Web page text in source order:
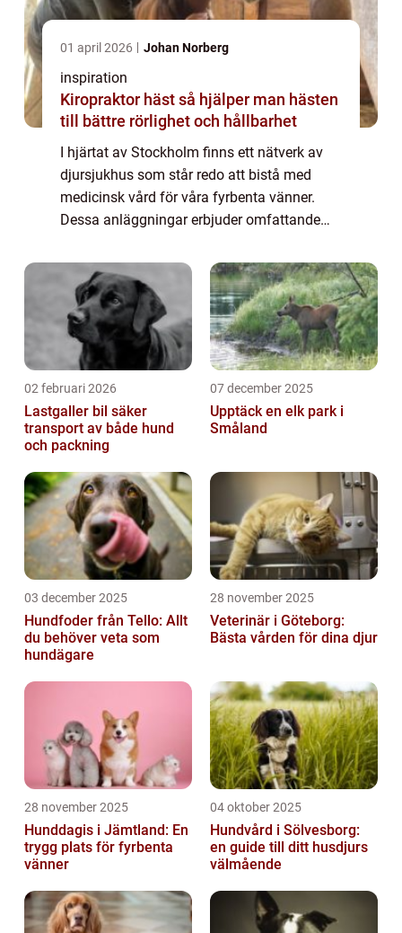
01 april 2026 Johan Norberg
inspiration
Kiropraktor häst så hjälper man hästen
till bättre rörlighet och hållbarhet
I hjärtat av Stockholm finns ett nätverk av
djursjukhus som står redo att bistå med
medicinsk vård för våra fyrbenta vänner.
Dessa anläggningar erbjuder omfattande
02 februari 2026
Lastgaller bil säker
transport av både hund
och packning
07 december 2025
Upptäck en elk park i
Småland
03 december 2025
Hundfoder från Tello: Allt
du behöver veta som
hundägare
28 november 2025
Veterinär i Göteborg:
Bästa vården för dina djur
28 november 2025
Hunddagis i Jämtland: En
trygg plats för fyrbenta
vänner
04 oktober 2025
Hundvård i Sölvesborg:
en guide till ditt husdjurs
välmående